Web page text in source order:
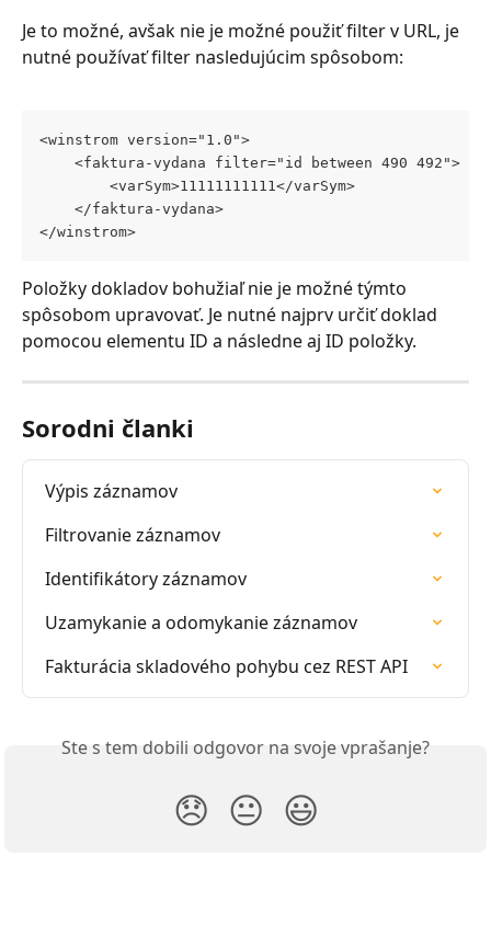
Je to možné, avšak nie je možné použiť filter v URL, je
nutné používať filter nasledujúcim spôsobom:
<winstrom version="1.0">
	<faktura-vydana filter="id between 490 492">
		<varSym>11111111111</varSym>
	</faktura-vydana>
</winstrom>
Položky dokladov bohužiaľ nie je možné týmto
spôsobom upravovať. Je nutné najprv určiť doklad
pomocou elementu ID a následne aj ID položky.
Sorodni članki
Výpis záznamov
Filtrovanie záznamov
Identifikátory záznamov
Uzamykanie a odomykanie záznamov
Fakturácia skladového pohybu cez REST API
Ste s tem dobili odgovor na svoje vprašanje?
😞 😐 😃